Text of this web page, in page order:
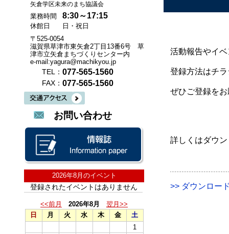
矢倉学区未来のまち協議会
業務時間 8:30～17:15
休館日
日・祝日
〒525-0054
滋賀県草津市東矢倉2丁目13番6号 草
津市立矢倉まちづくりセンター内
e-mail:yagura@machikyou.jp
TEL： 077-565-1560
FAX： 077-565-1560
お問い合わせ
2026年8月のイベント
登録されたイベントはありません
<<前月 2026年8月
翌月>>
日
月 火 水 木 金
土
1
活動報告やイ
登録方法はチ
ぜひご登録を
詳しくはダウ
>> ダウンロー